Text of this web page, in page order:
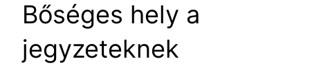
Bőséges hely a
jegyzeteknek